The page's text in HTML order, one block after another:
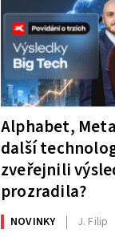
Alphabet,
další
zveřejnili
prozradila?
NOVINKY J. Filip